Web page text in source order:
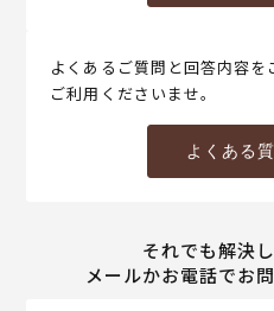
よくあるご質問と回答内容
ご利用くださいませ。
よくある
それでも解決
メールかお電話でお